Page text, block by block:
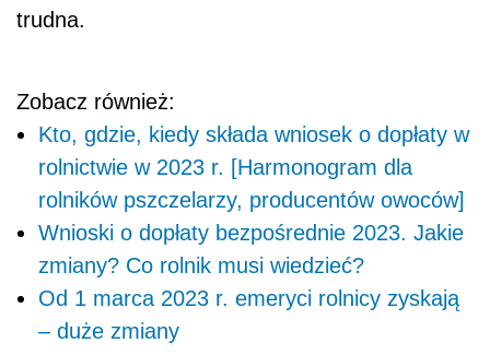
trudna.
Zobacz również:
Kto, gdzie, kiedy składa wniosek o dopłaty w
rolnictwie w 2023 r. [Harmonogram dla
rolników pszczelarzy, producentów owoców]
Wnioski o dopłaty bezpośrednie 2023. Jakie
zmiany? Co rolnik musi wiedzieć?
Od 1 marca 2023 r. emeryci rolnicy zyskają
– duże zmiany